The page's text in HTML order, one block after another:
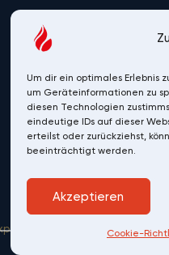
Um dir ein optimales Erlebnis
um Geräteinformationen zu
diesen Technologien
eindeutige IDs auf dieser
erteilst oder zurückziehst,
beeinträchtigt werden.
Akzeptieren
Cookie-